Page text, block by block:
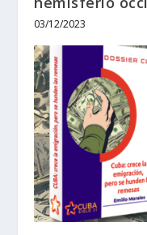
03/12/2023